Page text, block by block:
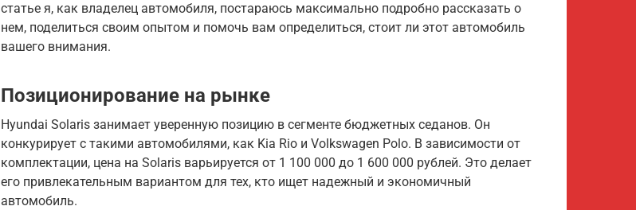
статье я, как владелец автомобиля, постараюсь максимально подробно рассказать о
нем, поделиться своим опытом и помочь вам определиться, стоит ли этот автомобиль
вашего внимания.
Позиционирование на рынке
Hyundai Solaris занимает уверенную позицию в сегменте бюджетных седанов. Он
конкурирует с такими автомобилями, как Kia Rio и Volkswagen Polo. В зависимости от
комплектации, цена на Solaris варьируется от 1 100 000 до 1 600 000 рублей. Это делает
его привлекательным вариантом для тех, кто ищет надежный и экономичный
автомобиль.